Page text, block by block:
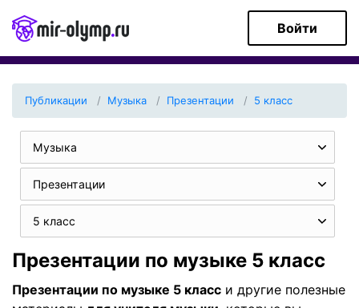
Войти
Публикации Музыка Презентации 5 класс
Музыка
Презентации
5 класс
Презентации по музыке 5 класс
Презентации по музыке 5 класс и другие полезные